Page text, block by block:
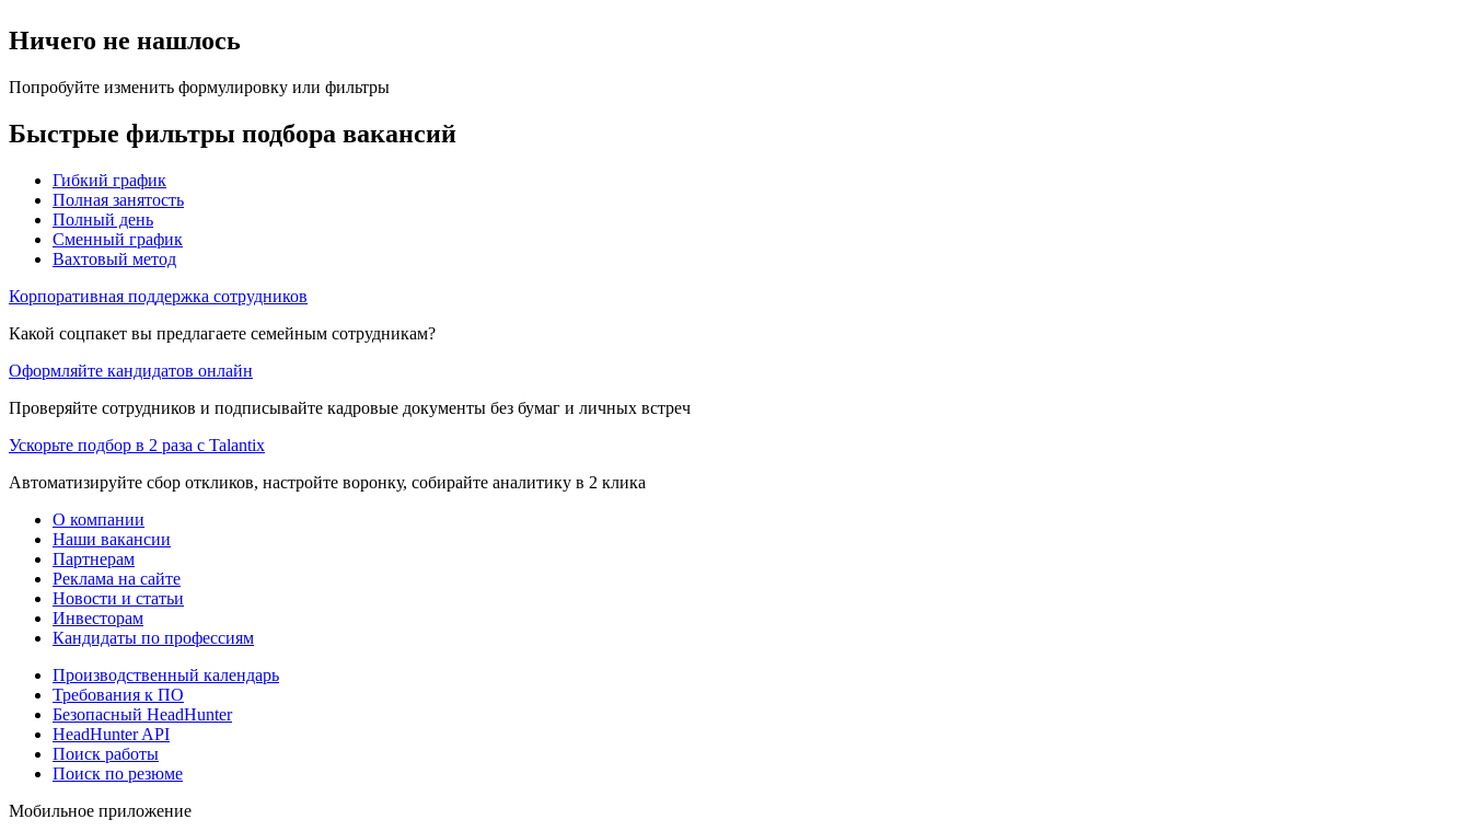
Ничего не нашлось
Попробуйте изменить формулировку или фильтры
Быстрые фильтры подбора вакансий
Гибкий график
Полная занятость
Полный день
Сменный график
Вахтовый метод
Корпоративная поддержка сотрудников
Какой соцпакет вы предлагаете семейным сотрудникам?
Оформляйте кандидатов онлайн
Проверяйте сотрудников и подписывайте кадровые документы без бумаг и личных встреч
Ускорьте подбор в 2 раза с Talantix
Автоматизируйте сбор откликов, настройте воронку, собирайте аналитику в 2 клика
О компании
Наши вакансии
Партнерам
Реклама на сайте
Новости и статьи
Инвесторам
Кандидаты по профессиям
Производственный календарь
Требования к ПО
Безопасный HeadHunter
HeadHunter API
Поиск работы
Поиск по резюме
Мобильное приложение